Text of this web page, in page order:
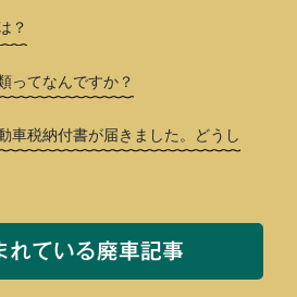
？
ってなんですか？
車税納付書が届きました。どうし
れている廃車記事